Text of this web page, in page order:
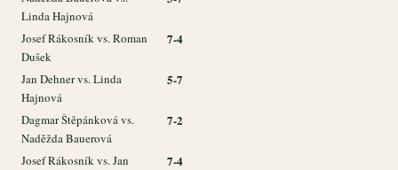
Linda Hajnová
Josef Rákosník vs. Roman
Dušek
7-4
Jan Dehner vs. Linda
Hajnová
5-7
Dagmar Štěpánková vs.
Naděžda Bauerová
7-2
Josef Rákosník vs. Jan
7-4